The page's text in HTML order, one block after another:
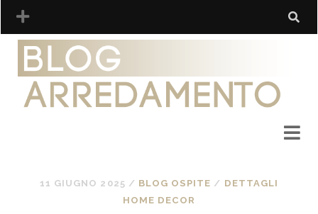
11 GIUGNO 2025 / BLOG OSPITE / DETTAGLI
HOME DECOR